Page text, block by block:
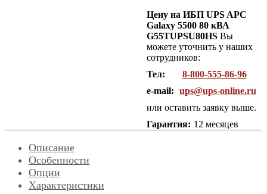
Цену на ИБП UPS APC
Galaxy 5500 80 кВА
G55TUPSU80HS Вы
можете уточнить у наших
сотрудников:
Тел:
8-800-555-86-96
e-mail: ups@ups-online.ru
или оставить заявку выше.
Гарантия: 12 месяцев
Описание
Особенности
Опции
Характеристики